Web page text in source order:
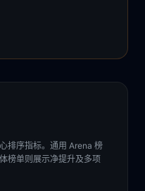
排序指标。通用 Arena 榜
榜单则展示净提升及多项